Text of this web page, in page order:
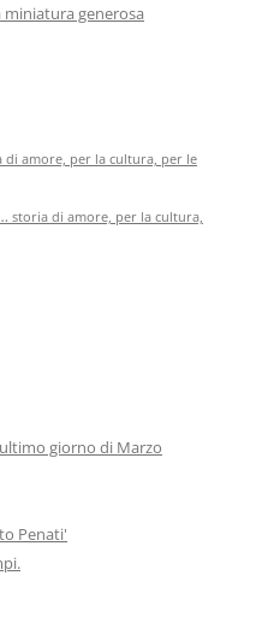
miniatura generosa
di amore, per la cultura, per le
storia di amore, per la cultura,
giorno di Marzo
Penati'